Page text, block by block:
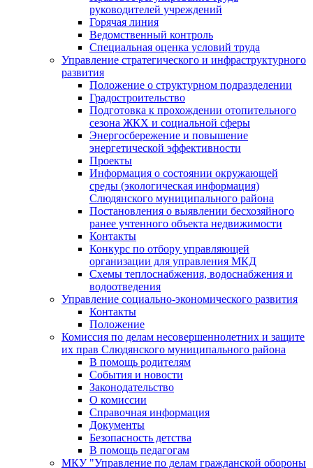
руководителей учреждений
Горячая линия
Ведомственный контроль
Специальная оценка условий труда
Управление стратегического и инфраструктурного
развития
Положение о структурном подразделении
Градостроительство
Подготовка к прохождении отопительного
сезона ЖКХ и социальной сферы
Энергосбережение и повышение
энергетической эффективности
Проекты
Информация о состоянии окружающей
среды (экологическая информация)
Слюдянского муниципального района
Постановления о выявлении бесхозяйного
ранее учтенного объекта недвижимости
Контакты
Конкурс по отбору управляющей
организации для управления МКД
Схемы теплоснабжения, водоснабжения и
водоотведения
Управление социально-экономического развития
Контакты
Положение
Комиссия по делам несовершеннолетних и защите
их прав Слюдянского муниципального района
В помощь родителям
События и новости
Законодательство
О комиссии
Справочная информация
Документы
Безопасность детства
В помощь педагогам
МКУ "Управление по делам гражданской обороны